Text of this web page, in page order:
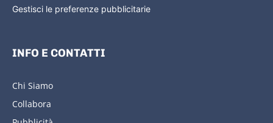
Gestisci le preferenze pubblicitarie
INFO E CONTATTI
Chi Siamo
Collabora